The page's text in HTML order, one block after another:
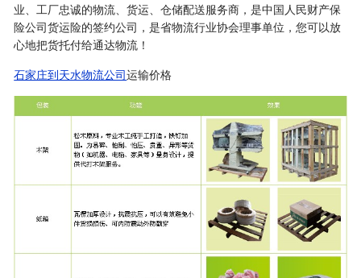
业、工厂忠诚的物流、货运、仓储配送服务商，是中国人民财产保
险公司货运险的签约公司，是省物流行业协会理事单位，您可以放
心地把货托付给通达物流！
石家庄到天水物流公司运输价格